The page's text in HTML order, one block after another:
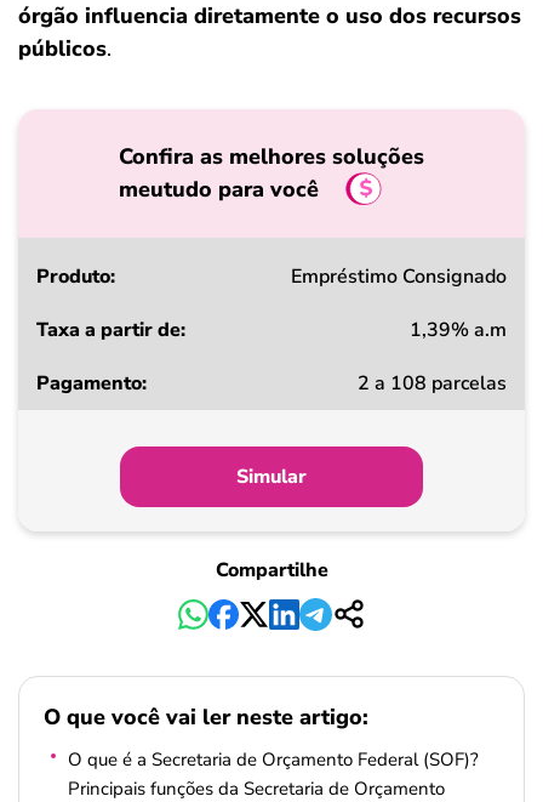
órgão influencia diretamente o uso dos recursos
públicos.
Confira as melhores soluções
meutudo para você
Produto
a
Pagamento
Empréstimo Consignado
1,39% a.m
2 a 108 parcelas
Simular
Compartilhe
O que você vai ler neste artigo:
O que é a Secretaria de Orçamento Federal (SOF)?
Principais funções da Secretaria de Orçamento